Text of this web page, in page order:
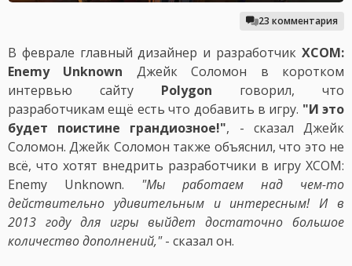
23 комментария
В феврале главный дизайнер и разработчик XCOM:
Enemy Unknown Джейк Соломон в коротком
интервью сайту Рolygon говорил, что
разработчикам ещё есть что добавить в игру. "И это
будет поистине грандиозное!", - сказал Джейк
Соломон. Джейк Соломон также объяснил, что это не
всё, что хотят внедрить разработчики в игру XCOM:
Enemy Unknown. "Мы работаем над чем-то
действительно удивительным и интересным! И в
2013 году для игры выйдет достаточно большое
количество дополнений,"- сказал он.